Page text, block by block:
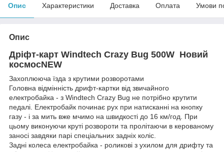
Опис Характеристики Доставка Оплата Умови
Опис
Дріфт-карт Windtech Crazy Bug 500W Новий
космосNEW
Захоплююча їзда з крутими розворотами
Головна відмінність дрифт-картки від звичайного
електробайка - з Windtech Crazy Bug не потрібно крутити
педалі. Електробайк починає рух при натисканні на кнопку
газу - і за мить вже мчимо на швидкості до 16 км/год. При
цьому виконуючи круті розвороти та пролітаючи в керованому
заносі завдяки парі спеціальних задніх коліс.
Задні колеса електробайка - роликові з ухилом для дрифту та